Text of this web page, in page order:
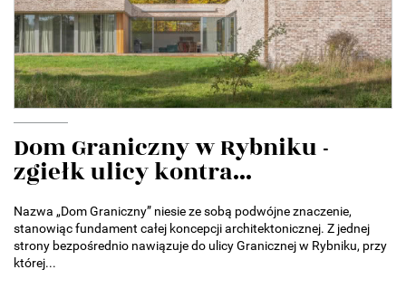
Dom Graniczny w Rybniku -
zgiełk ulicy kontra...
Nazwa „Dom Graniczny” niesie ze sobą podwójne znaczenie,
stanowiąc fundament całej koncepcji architektonicznej. Z jednej
strony bezpośrednio nawiązuje do ulicy Granicznej w Rybniku, przy
której...